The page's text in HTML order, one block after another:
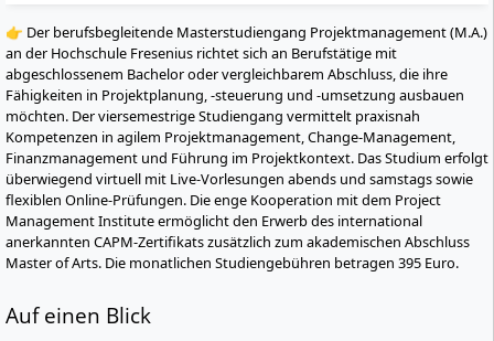
👉 Der berufsbegleitende Masterstudiengang Projektmanagement (M.A.)
an der Hochschule Fresenius richtet sich an Berufstätige mit
abgeschlossenem Bachelor oder vergleichbarem Abschluss, die ihre
Fähigkeiten in Projektplanung, -steuerung und -umsetzung ausbauen
möchten. Der viersemestrige Studiengang vermittelt praxisnah
Kompetenzen in agilem Projektmanagement, Change-Management,
Finanzmanagement und Führung im Projektkontext. Das Studium erfolgt
überwiegend virtuell mit Live-Vorlesungen abends und samstags sowie
flexiblen Online-Prüfungen. Die enge Kooperation mit dem Project
Management Institute ermöglicht den Erwerb des international
anerkannten CAPM-Zertifikats zusätzlich zum akademischen Abschluss
Master of Arts. Die monatlichen Studiengebühren betragen 395 Euro.
Auf einen Blick